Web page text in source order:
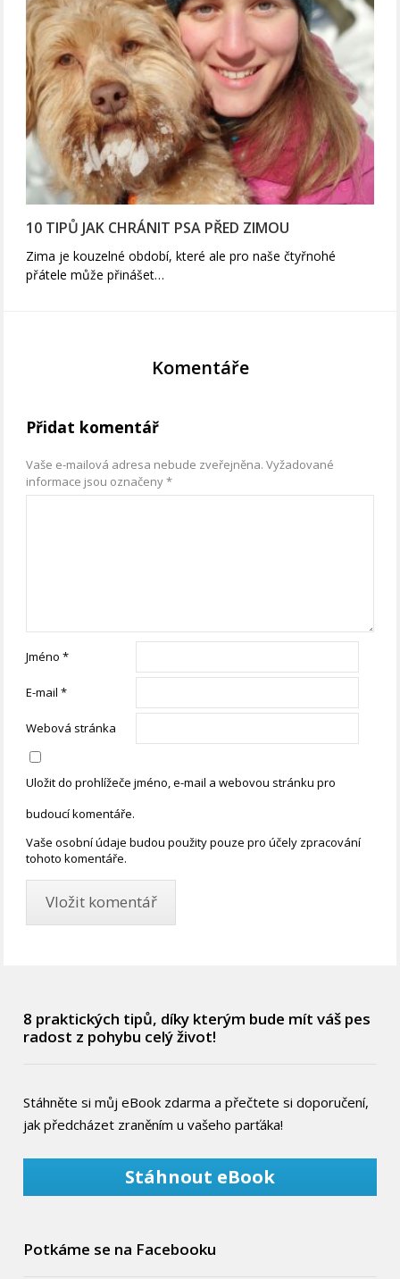
10 TIPŮ JAK CHRÁNIT PSA PŘED ZIMOU
Zima je kouzelné období, které ale pro naše čtyřnohé
přátele může přinášet…
Komentáře
Přidat komentář
Vaše e-mailová adresa nebude zveřejněna. Vyžadované
informace jsou označeny*
Jméno*
E-mail*
Webová stránka
Uložit do prohlížeče jméno, e-mail a webovou stránku pro
budoucí komentáře.
Vaše osobní údaje budou použity pouze pro účely zpracování
tohoto komentáře.
8 praktických tipů, díky kterým bude mít váš pes
radost z pohybu celý život!
Stáhněte si můj eBook zdarma a přečtete si doporučení,
jak předcházet zraněním u vašeho parťáka!
Stáhnout eBook
Potkáme se na Facebooku